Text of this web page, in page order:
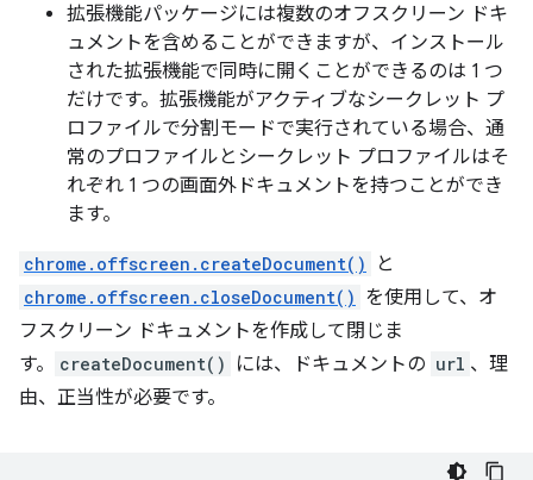
拡張機能パッケージには複数のオフスクリーン ドキ
ュメントを含めることができますが、インストール
された拡張機能で同時に開くことができるのは 1 つ
だけです。拡張機能がアクティブなシークレット プ
ロファイルで分割モードで実行されている場合、通
常のプロファイルとシークレット プロファイルはそ
れぞれ 1 つの画面外ドキュメントを持つことができ
ます。
chrome.offscreen.createDocument() と
chrome.offscreen.closeDocument() を使用して、オ
フスクリーン ドキュメントを作成して閉じま
す。
createDocument() には、ドキュメントの url 、理
由、正当性が必要です。